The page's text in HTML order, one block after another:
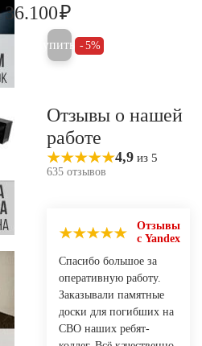
36.100₽
Купить 5%
Отзывы о нашей
работе
4,9 из 5
635 отзывов
Отзывы
с Yandex
Спасибо большое за
оперативную работу.
Заказывали памятные
доски для погибших на
СВО наших ребят-